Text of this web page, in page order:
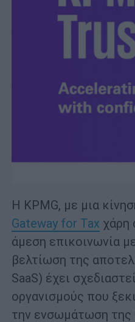
Η KPMG, με μια
Gateway for Tax χάρη
άμεση επικοινωνία
βελτίωση της
SaaS) έχει
οργανισμούς που
την ενσωμάτωση της